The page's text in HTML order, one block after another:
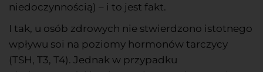
niedoczynnością) – i to jest fakt.
I tak, u osób zdrowych nie stwierdzono istotnego
wpływu soi na poziomy hormonów tarczycy
(TSH, T3, T4). Jednak w przypadku